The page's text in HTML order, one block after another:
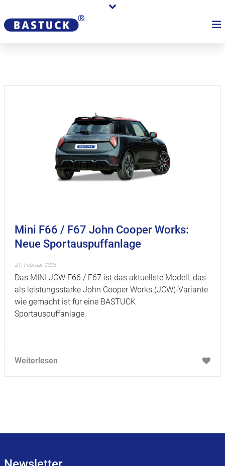
Mini F66 / F67 John Cooper Works:
Neue Sportauspuffanlage
21. Februar 2026
Das MINI JCW F66 / F67 ist das aktuellste Modell, das
als leistungsstarke John Cooper Works (JCW)-Variante
wie gemacht ist für eine BASTUCK
Sportauspuffanlage.
Weiterlesen